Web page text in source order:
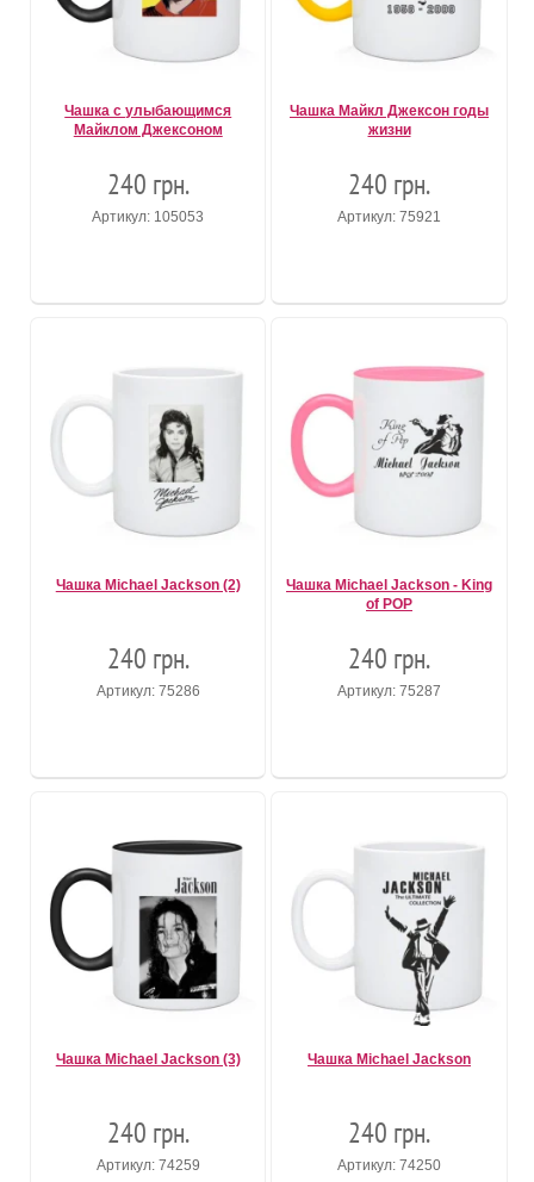
Чашка с улыбающимся
Майклом Джексоном
240 грн.
Артикул: 105053
Чашка Майкл Джексон годы
жизни
240 грн.
Артикул: 75921
Чашка Michael Jackson (2)
240 грн.
Артикул: 75286
Чашка Michael Jackson - King
of POP
240 грн.
Артикул: 75287
Чашка Michael Jackson (3)
240 грн.
Артикул: 74259
Чашка Michael Jackson
240 грн.
Артикул: 74250